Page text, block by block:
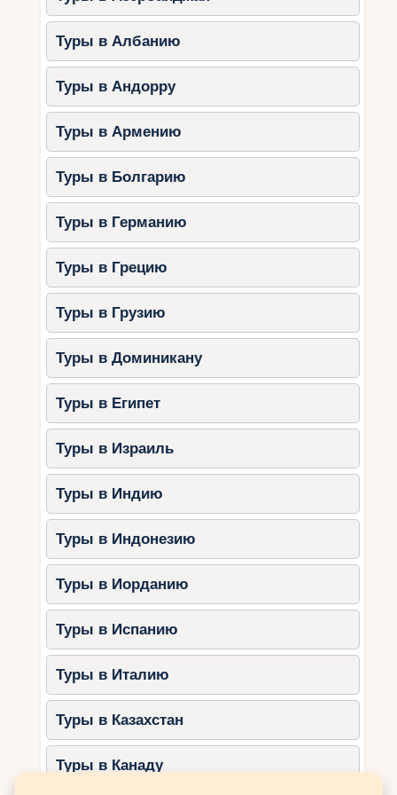
заключается очарование Феса. По
лавки ремесленников.
резные фонтаны, которые украшают
улочки и дворы города.
Медресе Феса –
архитектурные
жемчужины города
Медресе – это исламские учебные заведения,
которые в прошлом служили не только
школами, но и религиозными центрами.
1. Медресе Бу Инания (Bou
Inania Madrasa)
Почему стоит посетить?
Это одно из самых красивых медресе
в Марокко.
Великолепные мозаики и резьба по
дереву.
изысканной архитектурой.
2. Медресе Аль-Аттарин (Al
Attarine Madrasa)
Что делает его уникальным?
Великолепные залы с мраморными
колоннами и керамическими узорами.
Атмосфера средневекового
восточного университета.
Туры в Албанию
Туры в Андорру
Туры в Армению
Туры в Болгарию
Туры в Германию
Туры в Грецию
Туры в Грузию
Туры в Доминикану
Туры в Египет
Туры в Израиль
Туры в Индию
Туры в Индонезию
Туры в Иорданию
Туры в Испанию
Туры в Италию
Туры в Казахстан
Туры в Канаду